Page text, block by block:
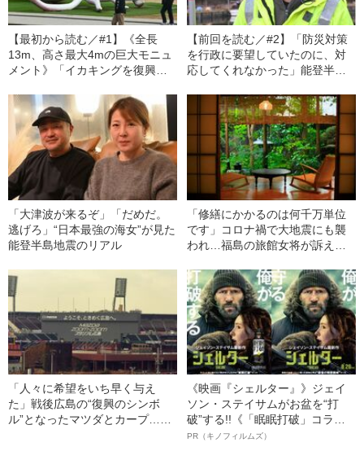
【最初から読む／#1】《全長
13m、高さ最大4mの巨大モニュ
メント》「イカキングを復興の
元住民の反応が鈍いワケ
【前回を読む／#2】「防災対策
を行政に要望していたのに、対
応してくれなかった」能登半島
た地域住民の指摘
「大津波が来るぞ」「だめだ。
逃げろ」“日本最強の海女”が見た
能登半島地震のリアル
「修繕にかかるのは何千万単位
です」コロナ禍で大地震にも襲
われ…福島の旅館女将が訴え
「人々に希望をいち早く与え
た」戦後広島の“復興のシンボ
ル”となったマツダとカープ…プ
《映画『シェルター』》ジェイ
ソン・ステイサムがお盆を“打
破”する!!《「眠眠打破」コラ
ボ》
PR（キノフィルムズ）